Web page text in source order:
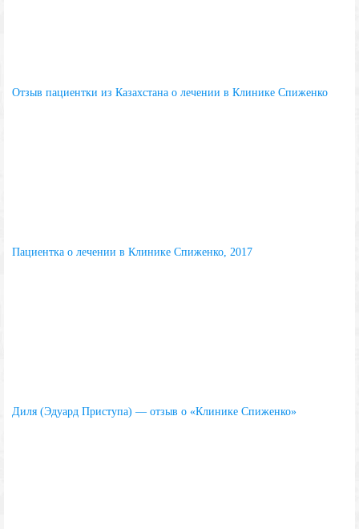
Отзыв пациентки из Казахстана о лечении в Клинике Спиженко
Пациентка о лечении в Клинике Спиженко, 2017
Диля (Эдуард Приступа) — отзыв о «Клинике Спиженко»